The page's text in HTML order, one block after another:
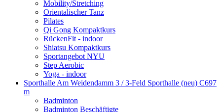
Mobility/Stretching
Orientalischer Tanz
Pilates
Qi Gong Kompaktkurs
RückenFit - indoor
Shiatsu Kompaktkurs
Sportangebot NYU
Step Aerobic
Yoga - indoor
Sporthalle Am Weidendamm 3 / 3-Feld Sporthalle (neu) C697
m
Badminton
Badminton Beschäftigte